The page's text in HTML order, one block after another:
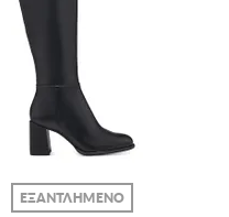
ΕΞΑΝΤΛΗΜΕΝΟ